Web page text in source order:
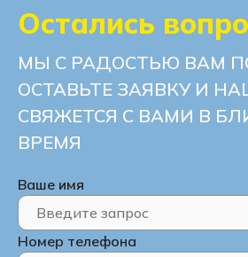
Остались
МЫ С РАДОСТЬЮ ВАМ
ОСТАВЬТЕ ЗАЯВКУ И
СВЯЖЕТСЯ С ВАМИ В
ВРЕМЯ
Ваше имя
Номер телефона